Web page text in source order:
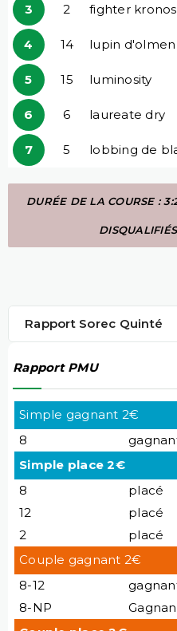
3 2 fighter kronos
4 14 lupin d'olmen
5 15 luminosity
6 6 laureate dry
7 5 lobbing de
DURÉE DE LA COURSE :
Rapport Sorec Quinté
Rapport PMU
Simple gagnant 2€
8
Simple place 2€
8
placé
12
placé
2
placé
Couple gagnant 2€
8-12
8-NP